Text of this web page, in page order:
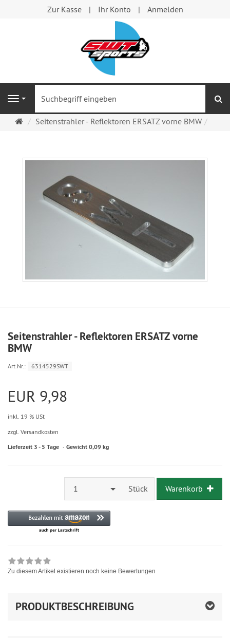
Zur Kasse Ihr Konto Anmelden
Navigation
Startseite
Seitenstrahler - Reflektoren ERSATZ vorne BMW
Seitenstrahler - Reflektoren ERSATZ vorne
BMW
Art.Nr.: 6314529SWT
EUR 9,98
inkl. 19 % USt
zzgl. Versandkosten
Lieferzeit 3 - 5 Tage Gewicht 0,09 kg
1 Stück Warenkorb
Zu diesem Artikel existieren noch keine Bewertungen
PRODUKTBESCHREIBUNG